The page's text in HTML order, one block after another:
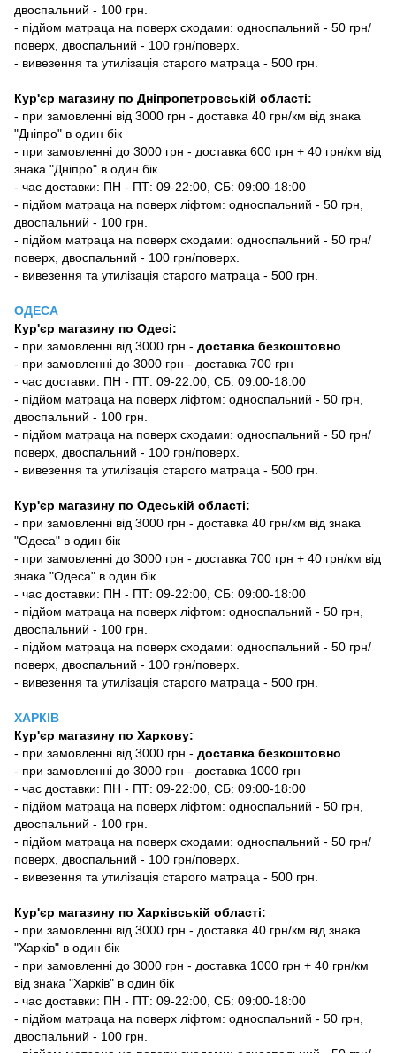
двоспальний - 100 грн.
- підйом матраца на поверх сходами: односпальний - 50 грн/
поверх, двоспальний - 100 грн/поверх.
- вивезення та утилізація старого матраца - 500 грн.
Кур'єр магазину по Дніпропетровській області:
- при замовленні від 3000 грн - доставка 40 грн/км від знака
"Дніпро" в один бік
- при замовленні до 3000 грн - доставка 600 грн + 40 грн/км від
знака "Дніпро" в один бік
- час доставки: ПН - ПТ: 09-22:00, СБ: 09:00-18:00
- підйом матраца на поверх ліфтом: односпальний - 50 грн,
двоспальний - 100 грн.
- підйом матраца на поверх сходами: односпальний - 50 грн/
поверх, двоспальний - 100 грн/поверх.
- вивезення та утилізація старого матраца - 500 грн.
ОДЕСА
Кур'єр магазину по Одесі:
- при замовленні від 3000 грн - доставка безкоштовно
- при замовленні до 3000 грн - доставка 700 грн
- час доставки: ПН - ПТ: 09-22:00, СБ: 09:00-18:00
- підйом матраца на поверх ліфтом: односпальний - 50 грн,
двоспальний - 100 грн.
- підйом матраца на поверх сходами: односпальний - 50 грн/
поверх, двоспальний - 100 грн/поверх.
- вивезення та утилізація старого матраца - 500 грн.
Кур'єр магазину по Одеській області:
- при замовленні від 3000 грн - доставка 40 грн/км від знака
"Одеса" в один бік
- при замовленні до 3000 грн - доставка 700 грн + 40 грн/км від
знака "Одеса" в один бік
- час доставки: ПН - ПТ: 09-22:00, СБ: 09:00-18:00
- підйом матраца на поверх ліфтом: односпальний - 50 грн,
двоспальний - 100 грн.
- підйом матраца на поверх сходами: односпальний - 50 грн/
поверх, двоспальний - 100 грн/поверх.
- вивезення та утилізація старого матраца - 500 грн.
ХАРКІВ
Кур'єр магазину по Харкову:
- при замовленні від 3000 грн - доставка безкоштовно
- при замовленні до 3000 грн - доставка 1000 грн
- час доставки: ПН - ПТ: 09-22:00, СБ: 09:00-18:00
- підйом матраца на поверх ліфтом: односпальний - 50 грн,
двоспальний - 100 грн.
- підйом матраца на поверх сходами: односпальний - 50 грн/
поверх, двоспальний - 100 грн/поверх.
- вивезення та утилізація старого матраца - 500 грн.
Кур'єр магазину по Харківській області:
- при замовленні від 3000 грн - доставка 40 грн/км від знака
"Харків" в один бік
- при замовленні до 3000 грн - доставка 1000 грн + 40 грн/км
від знака "Харків" в один бік
- час доставки: ПН - ПТ: 09-22:00, СБ: 09:00-18:00
- підйом матраца на поверх ліфтом: односпальний - 50 грн,
двоспальний - 100 грн.